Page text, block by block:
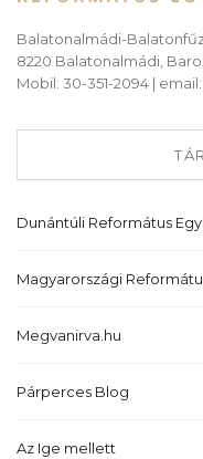
Balatonalmádi-
8220 Balatonalmádi,
Mobil: 30-351-2094 |
Dunántúli Református
Magyarországi
Megvanirva.hu
Párperces Blog
Az Ige mellett